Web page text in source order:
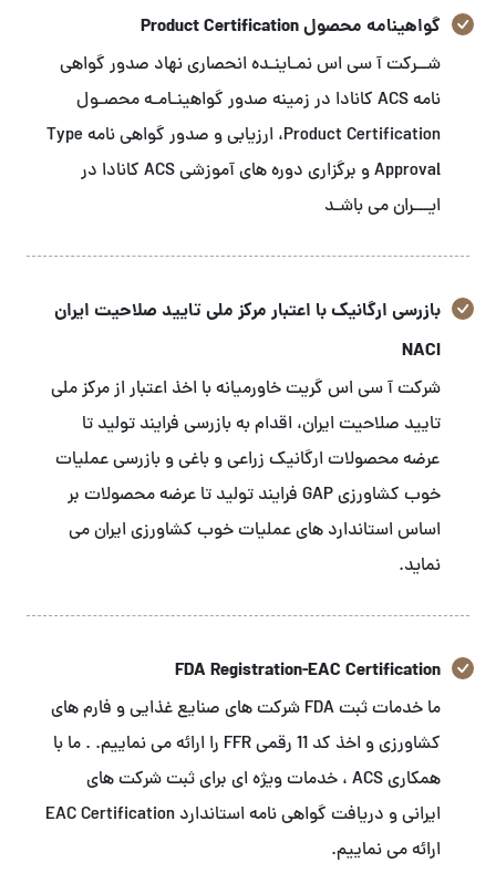
گواهینامه محصول Product Certification
شــرکت آ سی اس نمـاینـده انحصاری نهاد صدور گواهی
نامه ACS کانادا در زمینه صدور گواهینـامـه محصـول
Product Certification، ارزیابی و صدور گواهی نامه Type
Approval و برگزاری دوره های آموزشی ACS کانادا در
ایـــران می باشـد
بازرسی ارگانیک با اعتبار مرکز ملی تایید صلاحیت ایران
NACI
شرکت آ سی اس گریت خاورمیانه با اخذ اعتبار از مرکز ملی
تایید صلاحیت ایران، اقدام به بازرسی فرایند تولید تا
عرضه محصولات ارگانیک زراعی و باغی و بازرسی عملیات
خوب کشاورزی GAP فرایند تولید تا عرضه محصولات بر
اساس استاندارد های عملیات خوب کشاورزی ایران می
نماید.
FDA Registration-EAC Certification
ما خدمات ثبت FDA شرکت های صنایع غذایی و فارم های
کشاورزی و اخذ کد 11 رقمی FFR را ارائه می نماییم. . ما با
همکاری ACS ، خدمات ویژه ای برای ثبت شرکت های
ایرانی و دریافت گواهی نامه استاندارد EAC Certification
ارائه می نماییم.